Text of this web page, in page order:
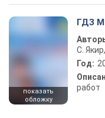
показать
обложку
ГДЗ
С.
Год:
работ